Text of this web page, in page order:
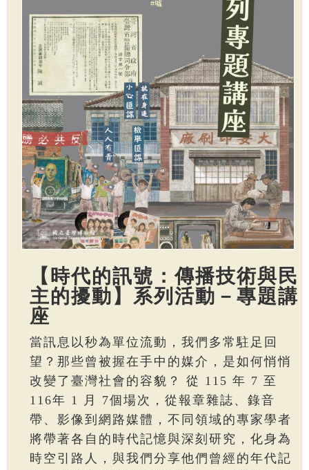
【時代的訊號：傳播技術與民
主的擾動】系列活動－專題講
座
當訊息以秒為單位流動，我們多常駐足回
望？那些曾被握在手中的媒介，是如何悄悄
改變了臺灣社會的容貌？ 從 115 年 7 至
116年 1 月 7個場次，從報章雜誌、錄音
帶、影像到網路媒體，不同領域的專家學者
將帶著各自的時代記憶與深刻研究，化身為
時空引路人，與我們分享他們曾經的年代記